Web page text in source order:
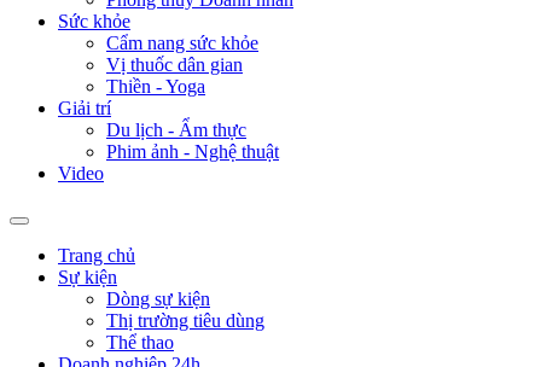
Sức khỏe
Cẩm nang sức khỏe
Vị thuốc dân gian
Thiền - Yoga
Giải trí
Du lịch - Ẩm thực
Phim ảnh - Nghệ thuật
Video
Trang chủ
Sự kiện
Dòng sự kiện
Thị trường tiêu dùng
Thể thao